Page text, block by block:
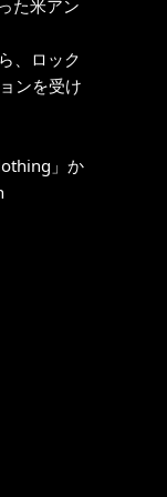
た米アン
、ロック
ンを受け
」か